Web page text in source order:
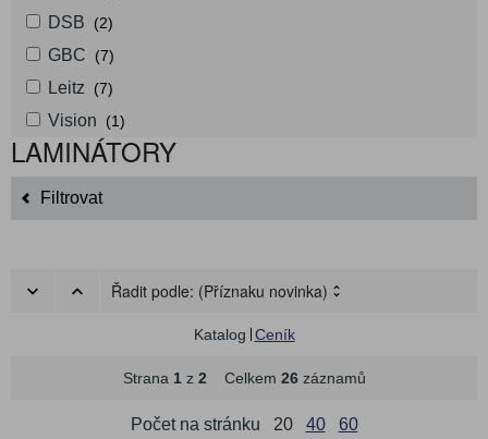
DSB (2)
GBC (7)
Leitz (7)
Vision (1)
LAMINÁTORY
Filtrovat
Řadit podle: (Příznaku novinka)
Katalog Ceník
Strana 1z 2 Celkem 26záznamů
Počet na stránku 20 40 60